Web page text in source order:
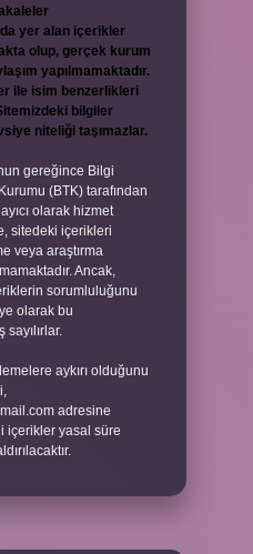
yer alan içerikler
olup, gerçek kurum
yapılmamaktadır.
ile isim benzerlikleri
bilgiler
niteliği taşımazlar.
gereğince Bilgi
(BTK) tarafından
olarak hizmet
sitedeki içerikleri
veya araştırma
Ancak,
sorumluluğunu
olarak bu
aykırı olduğunu
adresine
içerikler yasal süre